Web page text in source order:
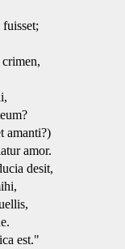
amanti?)
amor.
desit,
est."